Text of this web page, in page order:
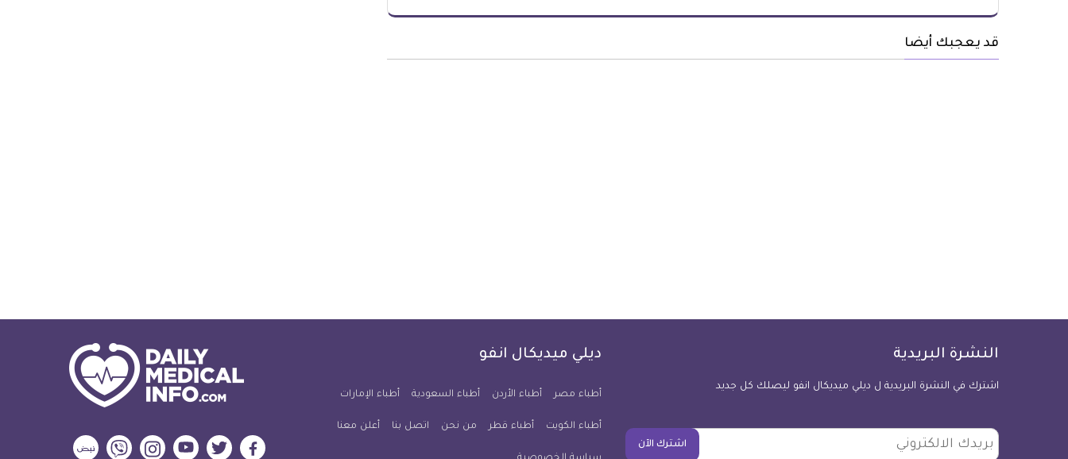
قد يعجبك أيضا
ديلي ديلي ديلي ديلي ديلي ديلي
ديلي ميديكال انفو
أطباء مصر أطباء الأردن أطباء السعودية أطباء الإمارات
أطباء الكويت أطباء قطر من نحن اتصل بنا أعلن معنا
النشرة البريدية
اشترك في النشرة البريدية ل ديلي ميديكال انفو ليصلك كل جديد
بريدك
اشترك الآن